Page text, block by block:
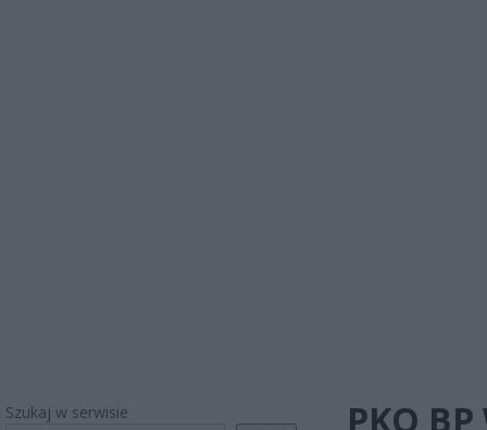
Szukaj w serwisie
PKO